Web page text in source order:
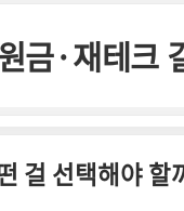
금·재테크
걸 선택해야 할